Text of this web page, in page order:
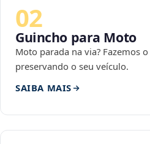
02
Guincho para Moto
Moto parada na via? Fazemos
preservando o seu veículo.
SAIBA MAIS